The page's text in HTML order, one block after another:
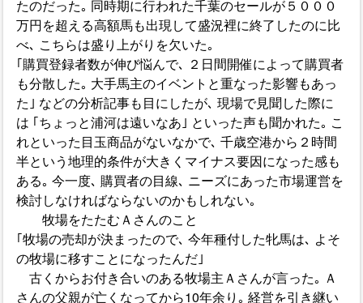
たのだった｡ 同時期に行われた千葉のセールが５０００
万円を超える高額馬も出現して盛況裡に終了したのに比
べ､ こちらは盛り上がりを欠いた｡
｢購買登録者数が伸び悩んで､ ２日間開催によって購買者
も分散した｡ 大手馬主のイベントと重なった影響もあっ
た｣ などの分析記事も目にしたが､ 現場で見聞した際に
は ｢ちょっと浦河は遠いなあ｣ といった声も聞かれた｡ こ
れといった目玉商品がないなかで､ 千歳空港から２時間
半という地理的条件が大きくマイナス要因になった感も
ある｡ 今一度､ 購買者の目線､ ニーズにあった市場運営を
検討しなければならないのかもしれない｡
牧場をたたむＡさんのこと
｢牧場の売却が決まったので､ 今年種付した牝馬は､ よそ
の牧場に移すことになったんだ｣
古くからお付き合いのある牧場主Ａさんが言った｡ Ａ
さんの父親が亡くなってから10年余り｡ 経営を引き継い